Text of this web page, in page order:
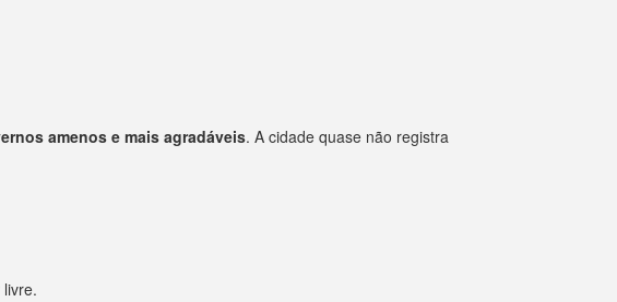
amenos e mais agradáveis. A cidade quase não registra